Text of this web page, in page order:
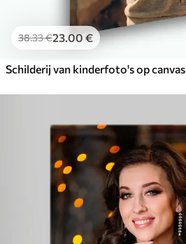
38.33€23 .00€
Schilderij van kinderfoto's op canvas